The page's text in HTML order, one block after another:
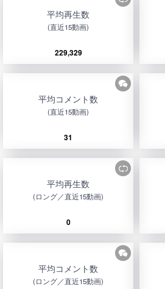
平均再生数
(直近15動画)
229,329
平均コメント数
(直近15動画)
31
平均再生数
(ロング／直近15動画)
0
平均コメント数
(ロング／直近15動画)